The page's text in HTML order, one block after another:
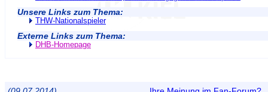
Unsere Links zum Thema:
THW-Nationalspieler
Externe Links zum Thema:
DHB-Homepage